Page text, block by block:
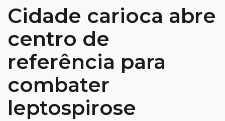
Cidade carioca abre
centro de
referência para
combater
leptospirose